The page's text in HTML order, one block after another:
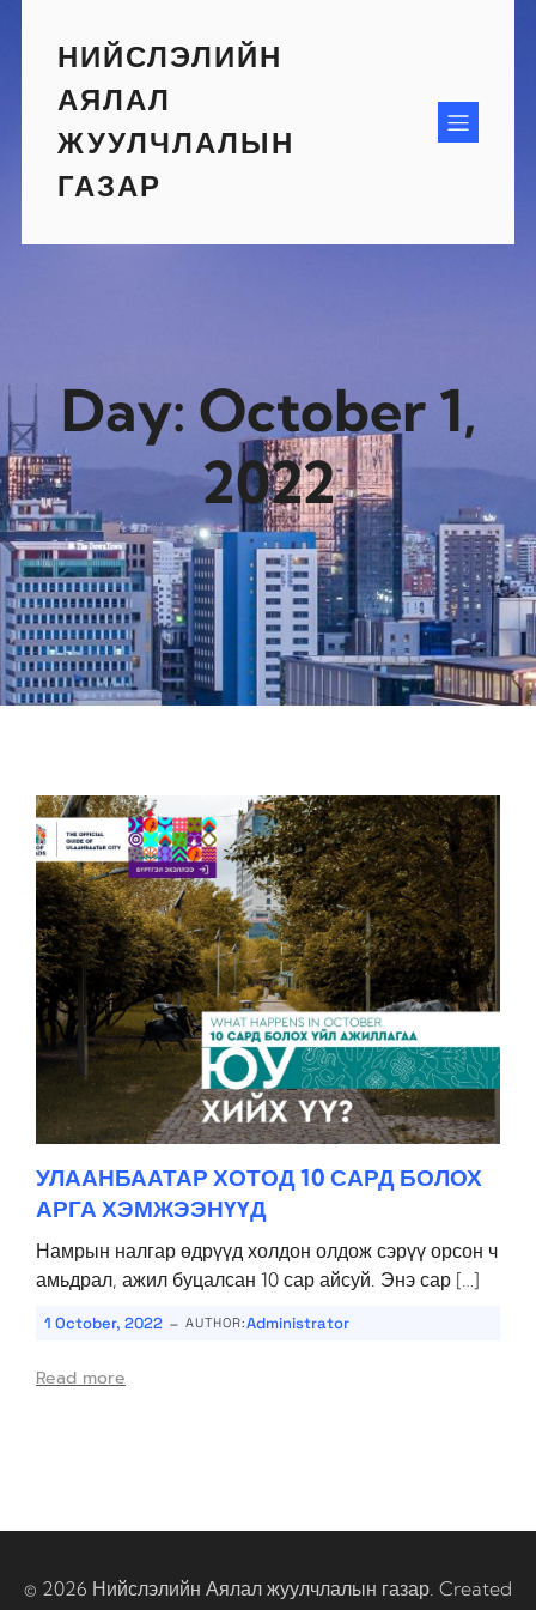
contentНИЙСЛЭЛИЙН
АЯЛАЛ
ЖУУЛЧЛАЛЫН
ГАЗАР
Day: October 1,
2022
УЛААНБААТАР ХОТОД 10 САРД БОЛОХ
АРГА ХЭМЖЭЭНҮҮД
Намрын налгар өдрүүд холдон олдож сэрүү орсон ч
амьдрал, ажил буцалсан 10 сар айсуй. Энэ сар […]
1 October, 2022 - AUTHOR:Administrator
Read more
© 2026 Нийслэлийн Аялал жуулчлалын газар. Created